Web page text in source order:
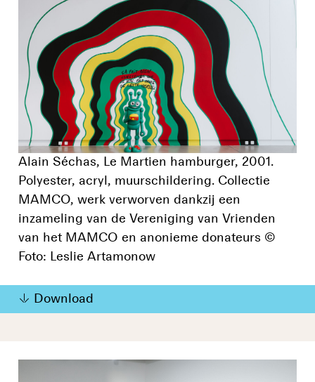
Alain Séchas, Le Martien hamburger, 2001.
Polyester, acryl, muurschildering. Collectie
MAMCO, werk verworven dankzij een
inzameling van de Vereniging van Vrienden
van het MAMCO en anonieme donateurs ©
Foto: Leslie Artamonow
Download